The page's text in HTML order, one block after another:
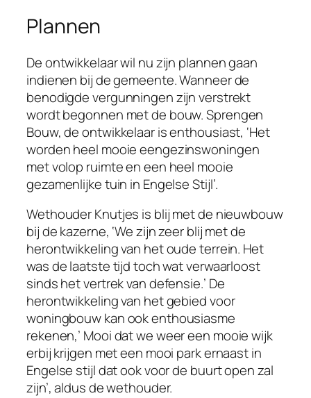
Plannen
De ontwikkelaar wil nu zijn plannen gaan
indienen bij de gemeente. Wanneer de
benodigde vergunningen zijn verstrekt
wordt begonnen met de bouw. Sprengen
Bouw, de ontwikkelaar is enthousiast, ‘Het
worden heel mooie eengezinswoningen
met volop ruimte en een heel mooie
gezamenlijke tuin in Engelse Stijl’.
Wethouder Knutjes is blij met de nieuwbouw
bij de kazerne, ‘We zijn zeer blij met de
herontwikkeling van het oude terrein. Het
was de laatste tijd toch wat verwaarloost
sinds het vertrek van defensie.’ De
herontwikkeling van het gebied voor
woningbouw kan ook enthousiasme
rekenen,’ Mooi dat we weer een mooie wijk
erbij krijgen met een mooi park ernaast in
Engelse stijl dat ook voor de buurt open zal
zijn’, aldus de wethouder.